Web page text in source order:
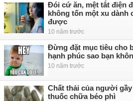
Đói cứ ăn, mệt tắt điện
không tốn một xu
được
10 năm trước
Đừng đặt mục tiêu cho
hạnh phúc sao bạn
10 năm trước
Chất thải của người
thuốc chữa béo phì